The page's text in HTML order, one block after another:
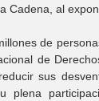
Cadena, al
de
de
sus
plena